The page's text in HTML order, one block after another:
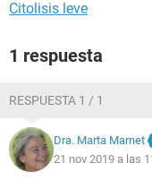
Citolisis leve
1 respuesta
RESPUESTA 1 / 1
Dra. Marta Marnet
21 nov 2019 a las